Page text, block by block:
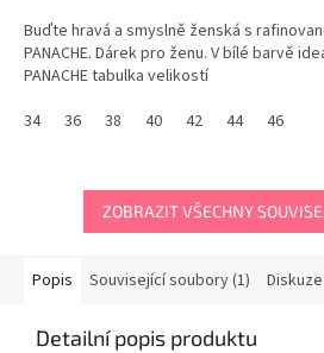
Buďte hravá a smyslně ženská s
PANACHE. Dárek pro ženu. V bílé barvě
PANACHE tabulka velikostí
34
36 38 40 42 44 46
ZOBRAZIT VŠECHNY
Popis Související soubory (1) Diskuze
Detailní popis produktu